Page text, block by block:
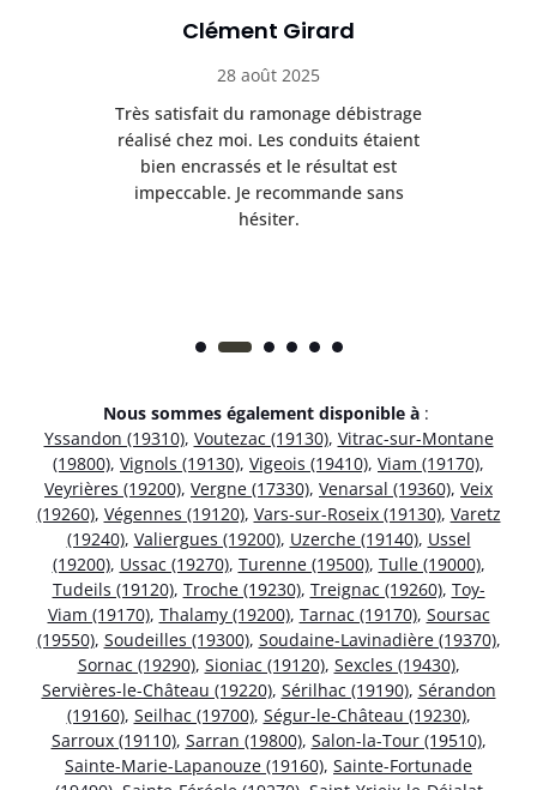
Clément Girard
28 août 2025
Très satisfait du ramonage débistrage
réalisé chez moi. Les conduits étaient
bien encrassés et le résultat est
impeccable. Je recommande sans
hésiter.
Nous sommes également disponible à :
Yssandon (19310), Voutezac (19130), Vitrac-sur-Montane
(19800), Vignols (19130), Vigeois (19410), Viam (19170),
Veyrières (19200), Vergne (17330), Venarsal (19360), Veix
(19260), Végennes (19120), Vars-sur-Roseix (19130), Varetz
(19240), Valiergues (19200), Uzerche (19140), Ussel
(19200), Ussac (19270), Turenne (19500), Tulle (19000),
Tudeils (19120), Troche (19230), Treignac (19260), Toy-
Viam (19170), Thalamy (19200), Tarnac (19170), Soursac
(19550), Soudeilles (19300), Soudaine-Lavinadière (19370),
Sornac (19290), Sioniac (19120), Sexcles (19430),
Servières-le-Château (19220), Sérilhac (19190), Sérandon
(19160), Seilhac (19700), Ségur-le-Château (19230),
Sarroux (19110), Sarran (19800), Salon-la-Tour (19510),
Sainte-Marie-Lapanouze (19160), Sainte-Fortunade